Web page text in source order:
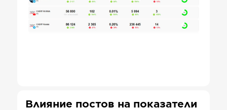
Влияние постов на показатели